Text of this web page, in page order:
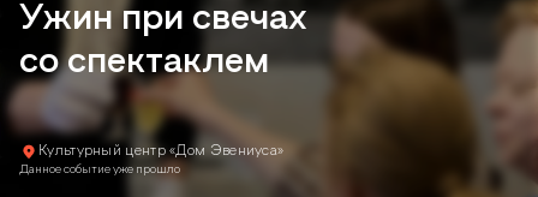
Ужин при свечах
со спектаклем
Культурный центр «Дом Эвениуса»
Данное событие уже прошло